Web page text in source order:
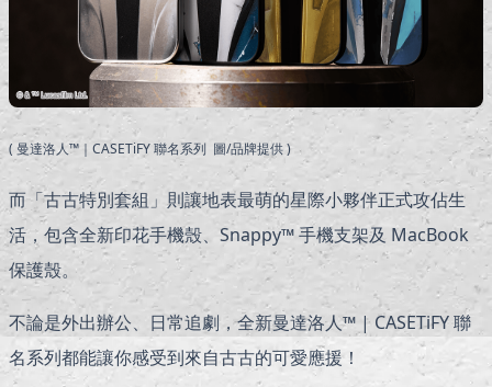
( 曼達洛人™｜CASETiFY 聯名系列 圖/品牌提供 )
而「古古特別套組」則讓地表最萌的星際小夥伴正式攻佔生
活，包含全新印花手機殼、Snappy™ 手機支架及 MacBook
保護殼。
不論是外出辦公、日常追劇，全新曼達洛人™ | CASETiFY 聯
名系列都能讓你感受到來自古古的可愛應援！